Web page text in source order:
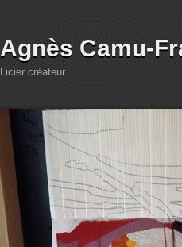
Agnès Camu-
Licier créateur